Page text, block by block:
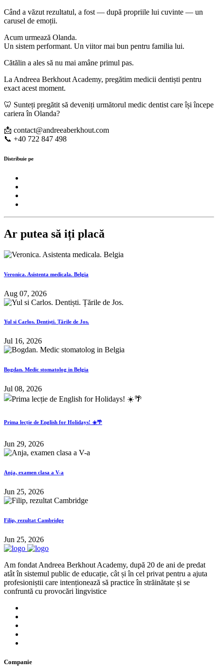
Când a văzut rezultatul, a fost — după propriile lui cuvinte — un
carusel de emoții.
Acum urmează Olanda.
Un sistem performant. Un viitor mai bun pentru familia lui.
Cătălin a ales să nu mai amâne primul pas.
La Andreea Berkhout Academy, pregătim medicii dentiști pentru
exact acest moment.
🦷 Sunteți pregătit să deveniți următorul medic dentist care își începe
cariera în Olanda?
📩 contact@andreeaberkhout.com
📞 +40 722 847 498
Distribuie pe
Ar putea să iți placă
Veronica. Asistenta medicala. Belgia
Aug 07, 2026
Yul si Carlos. Dentiști. Țările de Jos.
Jul 16, 2026
Bogdan. Medic stomatolog in Belgia
Jul 08, 2026
Prima lecție de English for Holidays! ☀️🌴
Jun 29, 2026
Anja, examen clasa a V-a
Jun 25, 2026
Filip, rezultat Cambridge
Jun 25, 2026
Am fondat Andreea Berkhout Academy, după 20 de ani de predat
atât în sistemul public de educație, cât și în cel privat pentru a ajuta
profesioniștii care intenționează să practice în străinătate și se
confruntă cu provocări lingvistice
Companie